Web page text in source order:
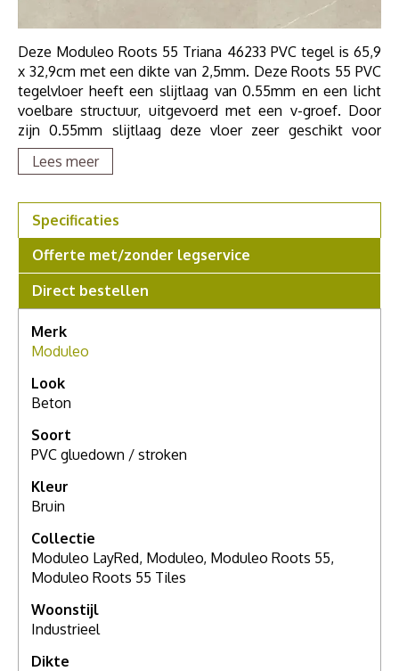
Deze Moduleo Roots 55 Triana 46233 PVC tegel is 65,9
x 32,9cm met een dikte van 2,5mm. Deze Roots 55 PVC
tegelvloer heeft een slijtlaag van 0.55mm en een licht
voelbare structuur, uitgevoerd met een v-groef. Door
zijn 0.55mm slijtlaag deze vloer zeer geschikt voor
zwaar huishoudelijk en project gebruik. Moduleo Roots
55 Tegels zijn geschikt voor vloerverwarming en zijn
Lees meer
Specificaties
Offerte met/zonder legservice
Direct bestellen
Merk
Moduleo
Look
Beton
Soort
PVC gluedown / stroken
Kleur
Bruin
Collectie
Moduleo LayRed, Moduleo, Moduleo Roots 55,
Moduleo Roots 55 Tiles
Woonstijl
Industrieel
Dikte